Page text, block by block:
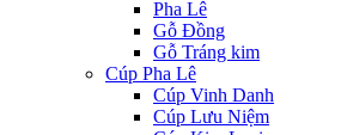
Pha Lê
Gỗ Đồng
Gỗ Tráng kim
Cúp Pha Lê
Cúp Vinh Danh
Cúp Lưu Niệm